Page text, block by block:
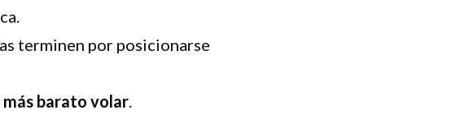
terminen por posicionarse
más barato volar.